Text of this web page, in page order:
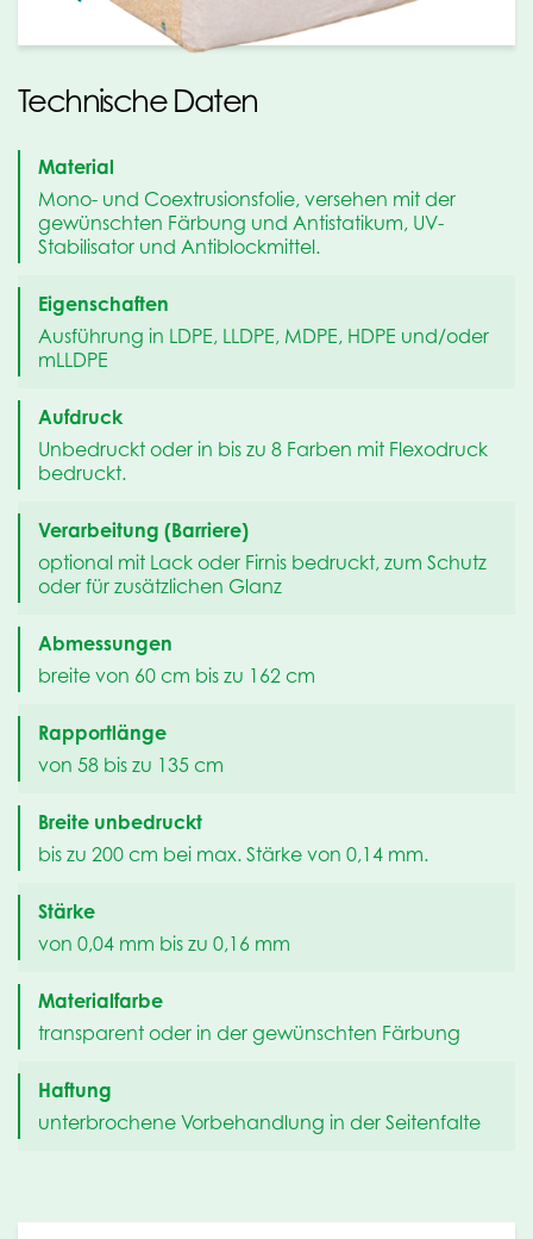
Technische Daten
Material
Mono- und Coextrusionsfolie, versehen mit der
gewünschten Färbung und Antistatikum, UV-
Stabilisator und Antiblockmittel.
Eigenschaften
Ausführung in LDPE, LLDPE, MDPE, HDPE und/oder
mLLDPE
Aufdruck
Unbedruckt oder in bis zu 8 Farben mit Flexodruck
bedruckt.
Verarbeitung (Barriere)
optional mit Lack oder Firnis bedruckt, zum Schutz
oder für zusätzlichen Glanz
Abmessungen
breite von 60 cm bis zu 162 cm
Rapportlänge
von 58 bis zu 135 cm
Breite unbedruckt
bis zu 200 cm bei max. Stärke von 0,14 mm.
Stärke
von 0,04 mm bis zu 0,16 mm
Materialfarbe
transparent oder in der gewünschten Färbung
Haftung
unterbrochene Vorbehandlung in der Seitenfalte